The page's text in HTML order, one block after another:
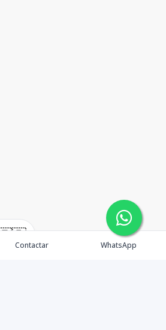
Contactar WhatsApp